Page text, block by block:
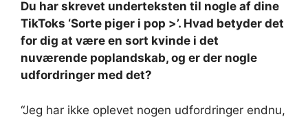
Du har skrevet underteksten til nogle af dine
TikToks ‘Sorte piger i pop >’. Hvad betyder det
for dig at være en sort kvinde i det
nuværende poplandskab, og er der nogle
udfordringer med det?
“Jeg har ikke oplevet nogen udfordringer endnu,